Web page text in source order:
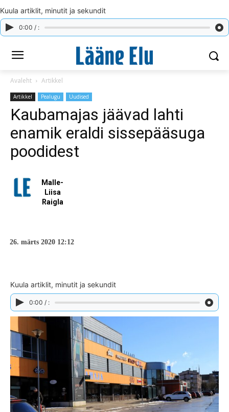
Kuula artiklit, minutit ja sekundit
0:00 / :
Avaleht Artikkel
Artikkel Pealugu Uudised
Kaubamajas jäävad lahti
enamik eraldi sissepääsuga
poodidest
Malle-
Liisa
Raigla
26. märts 2020 12:12
Kuula artiklit, minutit ja sekundit
0:00 / :